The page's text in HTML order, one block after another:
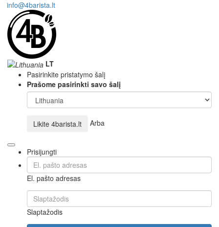
info@4barista.lt
LT
Pasirinkite pristatymo šalį
Prašome pasirinkti savo šalį
Likite 4barista.lt Arba
Prisijungti
El. pašto adresas
Slaptažodis